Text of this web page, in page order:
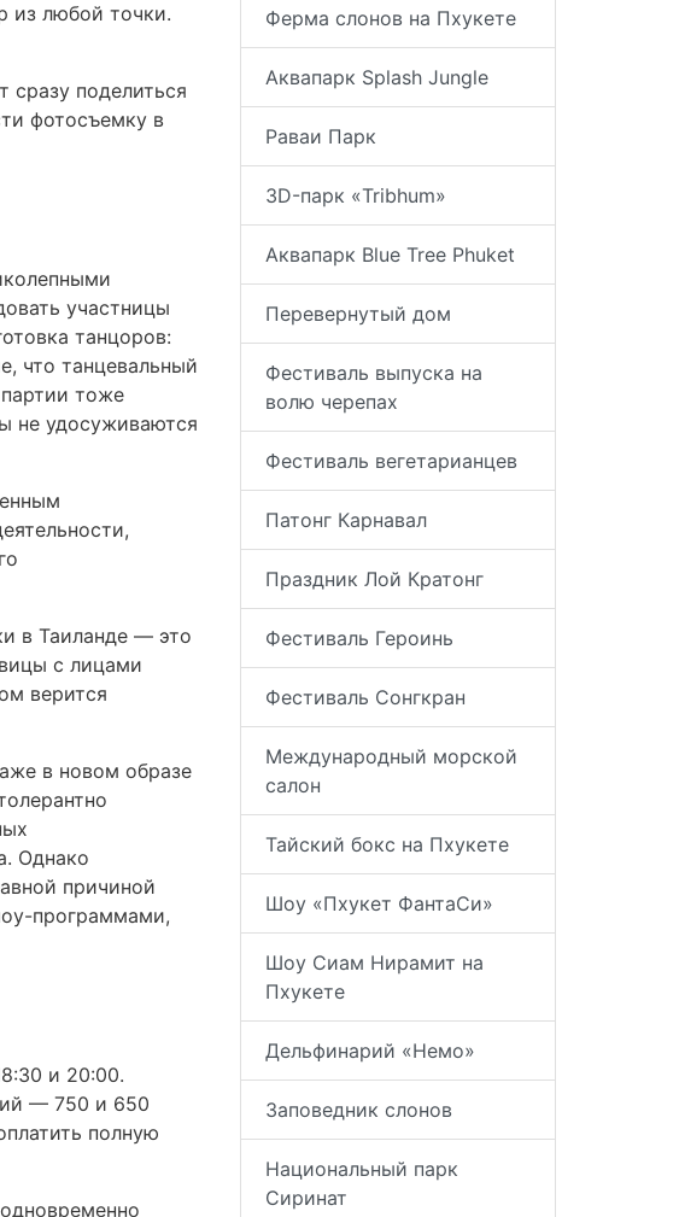
из любой точки.
сразу поделиться
фотосъемку в
участницы
танцоров:
что танцевальный
тоже
не удосуживаются
в Таиланде — это
с лицами
верится
в новом образе
Однако
причиной
программами,
и 20:00.
— 750 и 650
полную
Ферма слонов на Пхукете
Аквапарк Splash Jungle
Раваи Парк
3D-парк «Tribhum»
Аквапарк Blue Tree Phuket
Перевернутый дом
Фестиваль выпуска на
волю черепах
Фестиваль вегетарианцев
Патонг Карнавал
Праздник Лой Кратонг
Фестиваль Героинь
Фестиваль Сонгкран
Международный морской
салон
Тайский бокс на Пхукете
Шоу «Пхукет ФантаСи»
Шоу Сиам Нирамит на
Пхукете
Дельфинарий «Немо»
Заповедник слонов
Национальный парк
Сиринат